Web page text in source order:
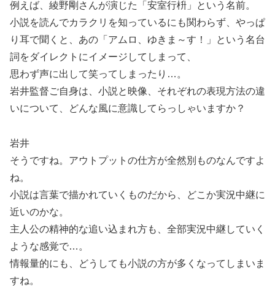
例えば、綾野剛さんが演じた「安室行枡」という名前。
小説を読んでカラクリを知っているにも関わらず、やっぱ
り耳で聞くと、あの「アムロ、ゆきま～す！」という名台
詞をダイレクトにイメージしてしまって、
思わず声に出して笑ってしまったり…。
岩井監督ご自身は、小説と映像、それぞれの表現方法の違
いについて、どんな風に意識してらっしゃいますか？
岩井
そうですね。アウトプットの仕方が全然別ものなんですよ
ね。
小説は言葉で描かれていくものだから、どこか実況中継に
近いのかな。
主人公の精神的な追い込まれ方も、全部実況中継していく
ような感覚で…。
情報量的にも、どうしても小説の方が多くなってしまいま
すね。